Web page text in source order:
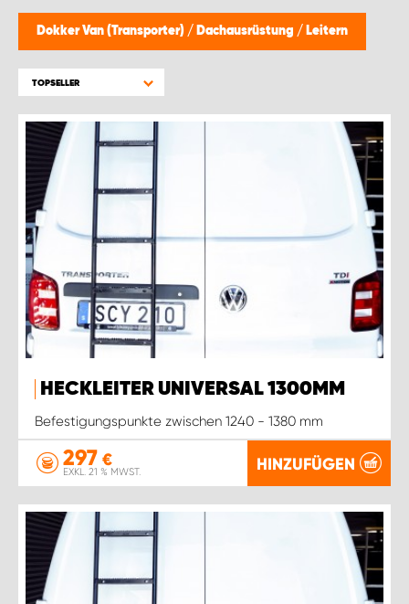
Dokker Van (Transporter) / Dachausrüstung / Leitern
TOPSELLER
HECKLEITER UNIVERSAL 1300MM
Befestigungspunkte zwischen 1240 - 1380 mm
297 €
EXKL. 21 % MWST. HINZUFÜGEN
WORK SYSTEM WORK SYSTEM BRÜGGE